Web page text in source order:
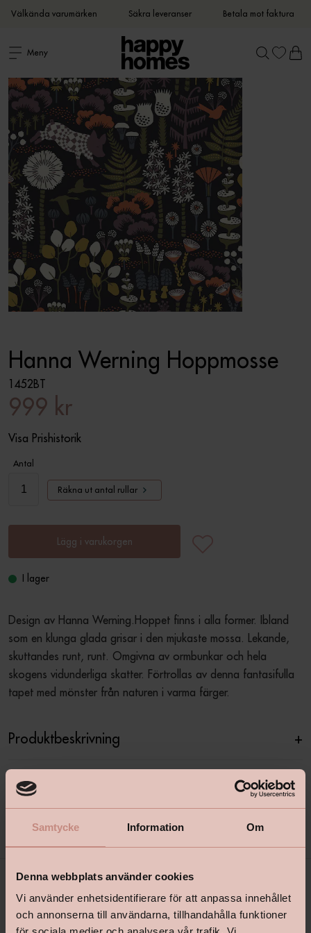
Samtycke Information Om
Denna webbplats använder cookies
Vi använder enhetsidentifierare för att anpassa innehållet
och annonserna till användarna, tillhandahålla funktioner
Välkända varumärken Säkra leveranser Betala mot faktura
Meny
Hanna Werning Hoppmosse
1452BT
999 kr
Visa Prishistorik
Antal
Räkna ut antal rullar
Lägg i varukorgen
I lager
Design av Hanna Werning.Hoppet finns i alla former. Ibland
som en klunga glada grisar i den mjukaste mossa. Lekande,
skuttandes runt, runt. Omgivna av ormbunkar och hela
skogens vidunderliga skatter. Förtrollas av denna fantasifulla
tapet med mönster från naturen i varma färger.
Produktbeskrivning +
Specifikationer +